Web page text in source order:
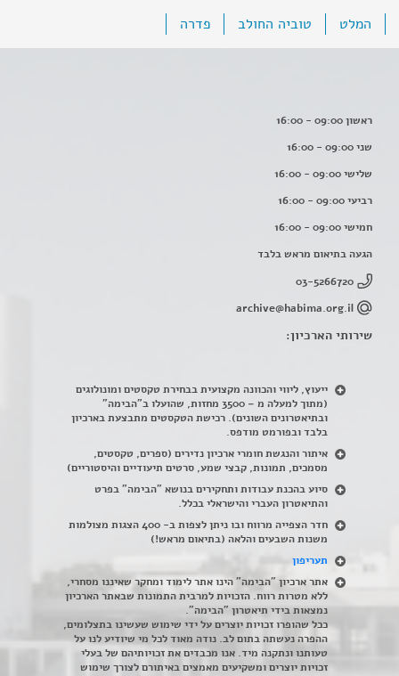
המלט טוביה החולב פדרה
ראשון 09:00 - 16:00
שני 09:00 - 16:00
שלישי 09:00 - 16:00
רביעי 09:00 - 16:00
חמישי 09:00 - 16:00
הגעה בתיאום מראש בלבד
03-5266720
archive@habima.org.il
שירותי הארכיון:
ייעוץ, ליווי והכוונה מקצועית בבחירת טקסטים ומונולוגים
(מתוך למעלה מ – 3500 מחזות, שהועלו ב"הבימה"
ובתיאטרונים השונים). רכישת הטקסטים מתבצעת בארכיון
בלבד ובפורמט מודפס.
איתור והנגשת חומרי ארכיון נדירים (ספרים, טקסטים,
מסמכים, תמונות, קבצי שמע, סרטים תיעודיים והיסטוריים)
סיוע בהכנת עבודות ותחקירים בנושא "הבימה" בפרט
והתיאטרון העברי והישראלי בכלל.
חדר הצפייה מרווח ובו ניתן לצפות ב- 400 הצגות מצולמות
משנות השבעים והלאה (בתיאום מראש!)
תעריפון
אתר ארכיון "הבימה" הינו אתר לימוד ומחקר שאיננו מסחרי,
ללא מטרות רווח. הזכויות למרבית התמונות שבאתר הארכיון
נמצאות בידי תיאטרון "הבימה".
ככל שהופרו זכויות יוצרים על ידי שימוש שעשינו בתצלומים,
ההפרה נעשתה בתום לב. נודה מאוד לכל מי שיודיע לנו על
טעותנו ונתקנה מיד. אנו מכבדים את זכויותיהם של בעלי
זכויות יוצרים ומשקיעים מאמצים באיתורם לצורך שימוש